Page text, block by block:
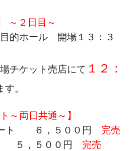
～２日目～
的ホール 開場１３ ：３
チケット売店にて １２：
。
～両日共通～】
ート ６，５００円 完売
５，５００円 完売